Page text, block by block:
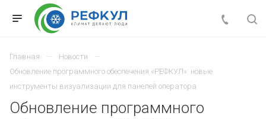
Главная
Новости
Обновление программного обеспечения «РЕФКУЛ»: новые
инструменты визуализации для панелей оператора
Обновление программного